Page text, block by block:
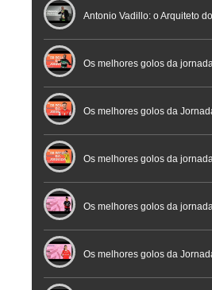
profissional em conferência
Futebol
Antonio Vadillo: o Arquiteto
Futsal | Documentário
Os melhores golos da
Os melhores golos da
Futsal
Os melhores golos da
Os melhores golos da
Placard
Os melhores golos da